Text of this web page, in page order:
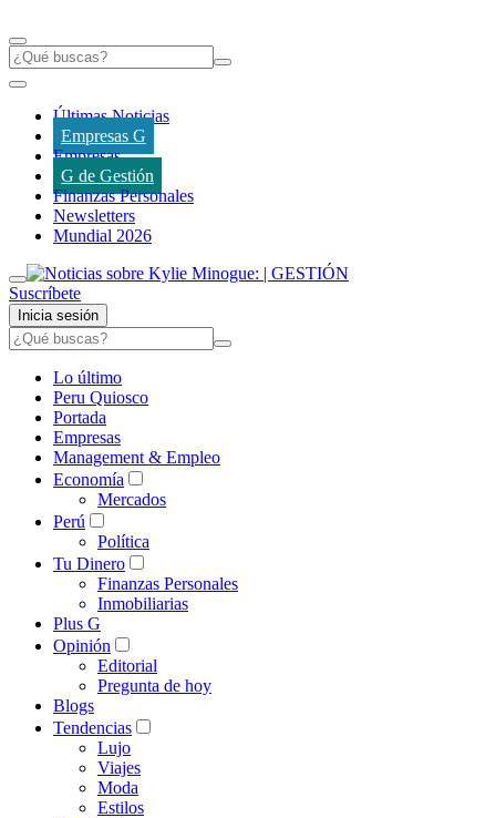
Últimas Noticias
Empresas G
Empresas
G de Gestión
Finanzas Personales
Newsletters
Mundial 2026
Suscríbete
Inicia sesión
Lo último
Peru Quiosco
Portada
Empresas
Management & Empleo
Economía
Mercados
Perú
Política
Tu Dinero
Finanzas Personales
Inmobiliarias
Plus G
Opinión
Editorial
Pregunta de hoy
Blogs
Tendencias
Lujo
Viajes
Moda
Estilos